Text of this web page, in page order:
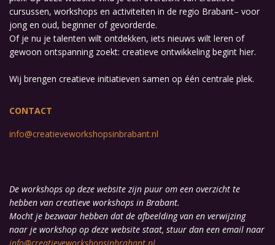
cursussen, workshops en activiteiten in de regio Brabant– voor
jong en oud, beginner of gevorderde.
Of je nu je talenten wilt ontdekken, iets nieuws wilt leren of
gewoon ontspanning zoekt: creatieve ontwikkeling begint hier.
Wij brengen creatieve initiatieven samen op één centrale plek.
CONTACT
info@creatieveworkshopsinbrabant.nl
De workshops op deze website zijn puur om een overzicht te
hebben van creatieve workshops in Brabant.
Mocht je bezwaar hebben dat de afbeelding van en verwijzing
naar je workshop op deze website staat, stuur dan een email naar